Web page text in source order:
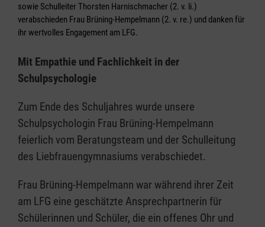
sowie Schulleiter Thorsten Harnischmacher (2. v. li.)
verabschieden Frau Brüning-Hempelmann (2. v. re.) und danken für
ihr wertvolles Engagement am LFG.
Mit Empathie und Fachlichkeit in der
Schulpsychologie
Zum Ende des Schuljahres wurde unsere
Schulpsychologin Frau Brüning-Hempelmann
feierlich vom Beratungsteam und der Schulleitung
des Liebfrauengymnasiums verabschiedet.
Frau Brüning-Hempelmann war während ihrer Zeit
am LFG eine geschätzte Ansprechpartnerin für
Schülerinnen und Schüler, die ein offenes Ohr und